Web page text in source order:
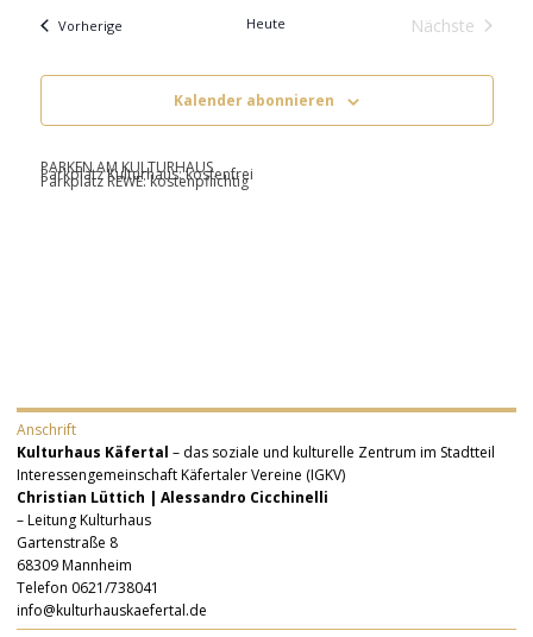
VorherigeVeranstaltungen Heute
Nächste
Kalender abonnieren
PARKEN AM KULTURHAUS
Parkplatz Kulturhaus: kostenfrei
Parkplatz REWE: kostenpflichtig
Anschrift
Kulturhaus Käfertal – das soziale und kulturelle Zentrum im Stadtteil
Interessengemeinschaft Käfertaler Vereine (IGKV)
Christian Lüttich | Alessandro Cicchinelli
– Leitung Kulturhaus
Gartenstraße 8
68309 Mannheim
Telefon 0621/738041
info@kulturhauskaefertal.de